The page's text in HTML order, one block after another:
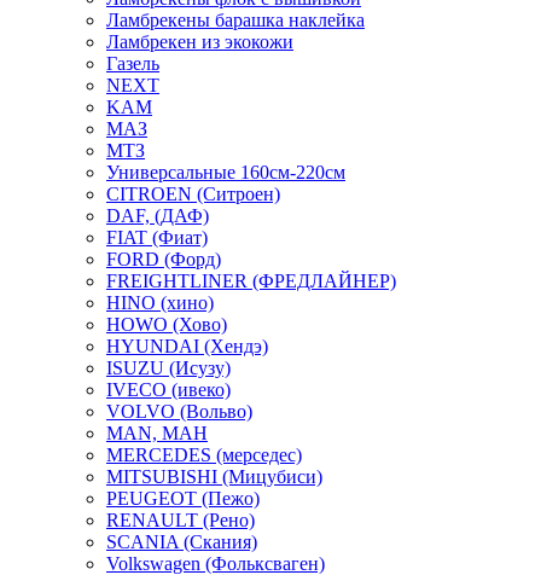
Ламбрекены барашка наклейка
Ламбрекен из экокожи
Газель
NEXT
KAM
МАЗ
МТЗ
Универсальные 160см-220см
CITROEN (Ситроен)
DAF, (ДАФ)
FIAT (Фиат)
FORD (Форд)
FREIGHTLINER (ФРЕДЛАЙНЕР)
HINO (хино)
HOWO (Хово)
HYUNDAI (Хендэ)
ISUZU (Исузу)
IVECO (ивеко)
VOLVO (Вольво)
MAN, МАН
MERCEDES (мерседес)
MITSUBISHI (Мицубиси)
PEUGEOT (Пежо)
RENAULT (Рено)
SCANIA (Скания)
Volkswagen (Фольксваген)